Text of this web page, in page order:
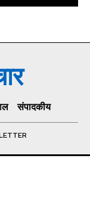
संपादकीय